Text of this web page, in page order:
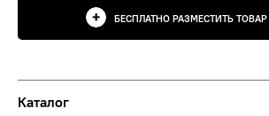
БЕСПЛАТНО РАЗМЕСТИТЬ
Каталог